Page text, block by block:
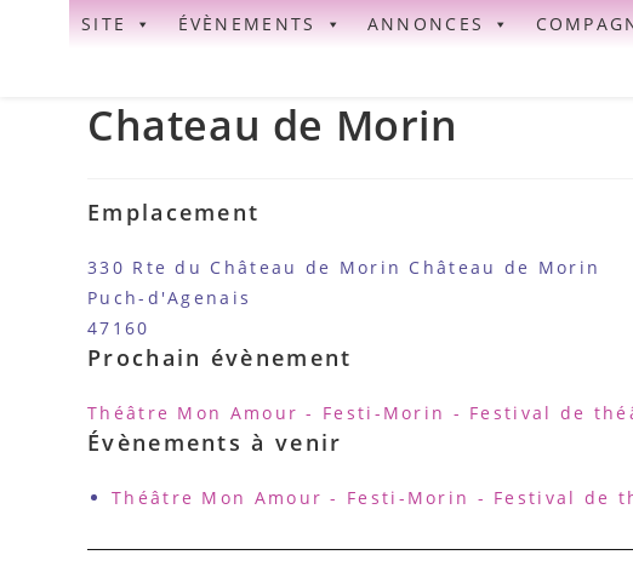
SITE ÉVÈNEMENTS ANNONCES
Chateau de Morin
Emplacement
330 Rte du Château de Morin Château de Morin
Puch-d'Agenais
47160
Prochain évènement
Théâtre Mon Amour - Festi-Morin - Festival de
Évènements à venir
Théâtre Mon Amour - Festi-Morin - Festival de